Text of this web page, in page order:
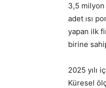
3,5 milyon
adet ısı
yapan ilk
birine
2025 yılı
Küresel